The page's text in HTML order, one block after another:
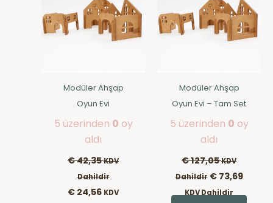
Modüler Ahşap
Oyun Evi
5 üzerinden 0 oy
aldı
€42,35KDV
Dahildir
€ 24,56 KDV
varyasyonu
var.
Seçenekler
Modüler Ahşap
Oyun Evi – Tam Set
5 üzerinden 0 oy
aldı
€127,05KDV
Dahildir €73,69
KDV Dahildir